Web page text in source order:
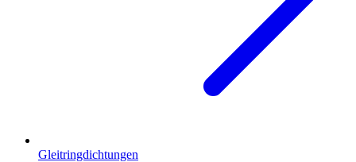
Gleitringdichtungen